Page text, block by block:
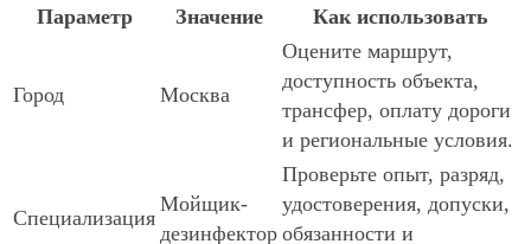
Параметр Значение Как использовать
Город Москва
Оцените маршрут,
доступность объекта,
трансфер, оплату дороги
и региональные условия.
Специализация
Мойщик-
дезинфектор
Проверьте опыт, разряд,
удостоверения, допуски,
обязанности и